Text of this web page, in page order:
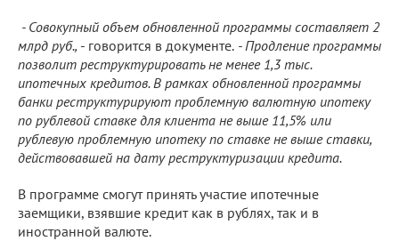
- Совокупный объем обновленной программы составляет 2
млрд руб., - говорится в документе. - Продление программы
позволит реструктурировать не менее 1,3 тыс.
ипотечных кредитов. В рамках обновленной программы
банки реструктурируют проблемную валютную ипотеку
по рублевой ставке для клиента не выше 11,5% или
рублевую проблемную ипотеку по ставке не выше ставки,
действовавшей на дату реструктуризации кредита.
В программе смогут принять участие ипотечные
заемщики, взявшие кредит как в рублях, так и в
иностранной валюте.